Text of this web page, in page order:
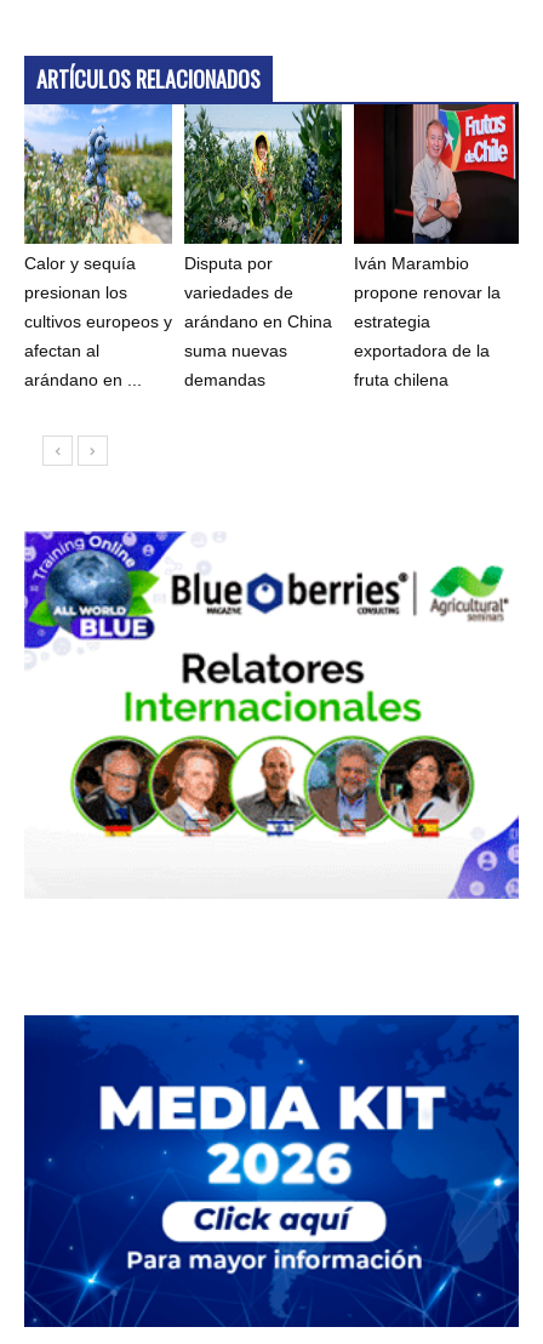
ARTÍCULOS RELACIONADOS
Calor y sequía
presionan los
cultivos europeos y
afectan al
arándano en ...
Disputa por
variedades de
arándano en China
suma nuevas
demandas
Iván Marambio
propone renovar la
estrategia
exportadora de la
fruta chilena